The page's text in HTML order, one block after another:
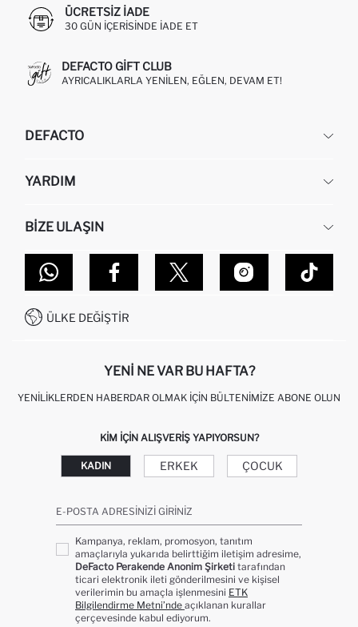
ÜCRETSIZ IADE
30 GÜN IÇERISINDE IADE ET
DEFACTO GIFT CLUB
AYRICALIKLARLA YENILEN, EĞLEN, DEVAM ET!
DEFACTO
HAKKIMIZDA
KURUMSAL SATIŞ
DEFACTO TEKNOLOJI
SITEMAP
YARDIM
SIPARIŞIMI NASIL TAKIP EDERIM?
NASIL İADE EDERIM?
GIFT CLUB SIKÇA SORULAN SORULAR
İŞLEM REHBERI
KAMPANYALAR
BIZE ULAŞIN
MAĞAZALARIMIZ
İLETIŞIM FORMU
0850 333 22 86
ÜLKE DEĞIŞTIR
YENI NE VAR BU HAFTA?
YENILIKLERDEN HABERDAR OLMAK İÇIN BÜLTENIMIZE ABONE OLUN
KIM IÇIN ALIŞVERIŞ YAPIYORSUN?
KADIN ERKEK ÇOCUK
E-POSTA ADRESINIZI GIRINIZ
Kampanya, reklam, promosyon, tanıtım
amaçlarıyla yukarıda belirttiğim iletişim adresime,
DeFacto Perakende Anonim Şirketi tarafından
ticari elektronik ileti gönderilmesini ve kişisel
verilerimin bu amaçla işlenmesini ETK
Bilgilendirme Metni’nde açıklanan kurallar
çerçevesinde kabul ediyorum.